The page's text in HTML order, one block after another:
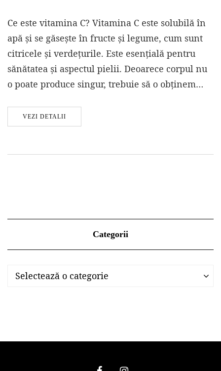
Ce este vitamina C? Vitamina C este solubilă în
apă și se găsește în fructe și legume, cum sunt
citricele și verdețurile. Este esențială pentru
sănătatea și aspectul pielii. Deoarece corpul nu
o poate produce singur, trebuie să o obținem…
VEZI DETALII
Categorii
Categorii
Selectează o categorie
Categorii